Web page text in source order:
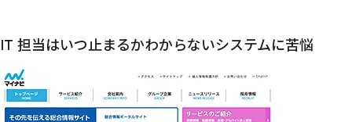
IT 担当はいつ止まるかわからないシステムに苦悩